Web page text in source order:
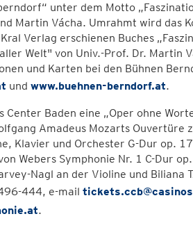
unter dem Motto
Martin Vácha. Umrahmt wird das
Verlag erschienen Buches
Welt" von Univ.-Prof. Dr. Martin
und Karten bei den Bühnen
und www.buehnen-berndorf.at.
Baden eine „Oper ohne
Amadeus Mozarts Ouvertüre
Klavier und Orchester G-Dur op.
Webers Symphonie Nr. 1 C-Dur
Nagl an der Violine und Biliana
444, e-mail
.